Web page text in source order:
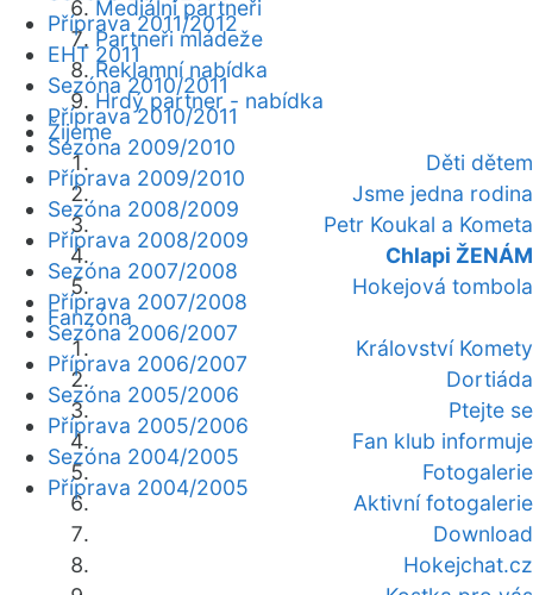
Mediální partneři
Partneři mládeže
Reklamní nabídka
Hrdý partner - nabídka
Žijeme
Děti dětem
Jsme jedna rodina
Petr Koukal a Kometa
Chlapi ŽENÁM
Hokejová tombola
Fanzóna
Království Komety
Dortiáda
Ptejte se
Fan klub informuje
Fotogalerie
Aktivní fotogalerie
Download
Hokejchat.cz
Příprava 2011/2012
EHT 2011
Sezóna 2010/2011
Příprava 2010/2011
Sezóna 2009/2010
Příprava 2009/2010
Sezóna 2008/2009
Příprava 2008/2009
Sezóna 2007/2008
Příprava 2007/2008
Sezóna 2006/2007
Příprava 2006/2007
Sezóna 2005/2006
Příprava 2005/2006
Sezóna 2004/2005
Příprava 2004/2005